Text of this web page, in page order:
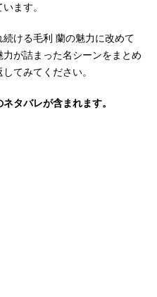
ます。
ける毛利 蘭の魅力に改めて
が詰まった名シーンをまとめ
てみてください。
タバレが含まれます。